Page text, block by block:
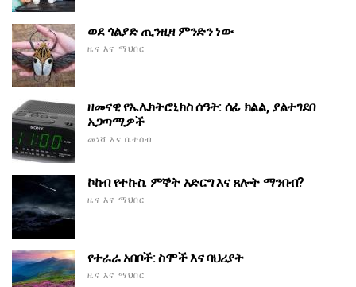
ወደ ጎልያድ ጢንዚዛ ምንድን ነው
ዜና እና ማህበር
ዘመናዊ የኤሌክትሮኒክስ ሰዓት: ሰፊ ክልል, ያልተገደበ
አጋጣሚዎች
መነሻ እና ቤተሰብ
ኮከብ የተኩስ. ምኞት አድርግ እና ጸሎት ማንበብ?
ዜና እና ማህበር
የተራራ አበቦች: ስሞች እና ባህሪያት
ዜና እና ማህበር